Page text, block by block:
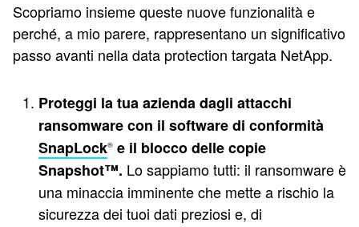
Scopriamo insieme queste nuove funzionalità e
perché, a mio parere, rappresentano un significativo
passo avanti nella data protection targata NetApp.
Proteggi la tua azienda dagli attacchi
ransomware con il software di conformità
SnapLock® e il blocco delle copie
Snapshot™. Lo sappiamo tutti: il ransomware è
una minaccia imminente che mette a rischio la
sicurezza dei tuoi dati preziosi e, di